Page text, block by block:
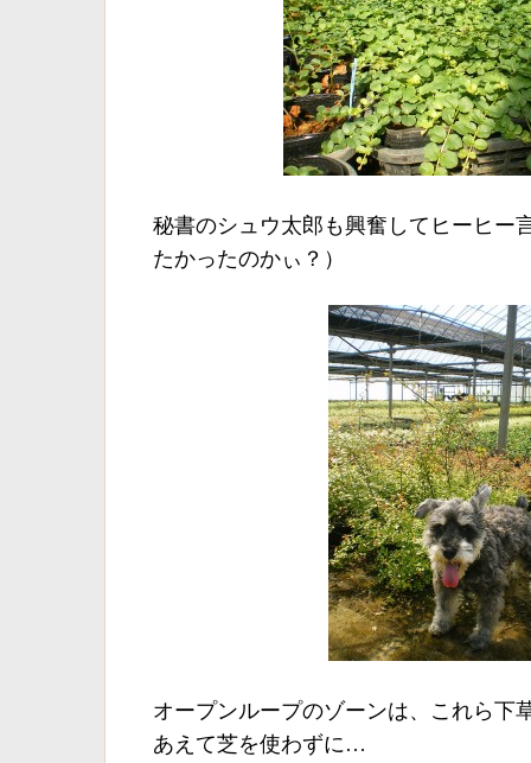
秘書のシュウ太郎も興奮してヒーヒー
たかったのかぃ？）
オープンループのゾーンは、これら下
あえて芝を使わずに…